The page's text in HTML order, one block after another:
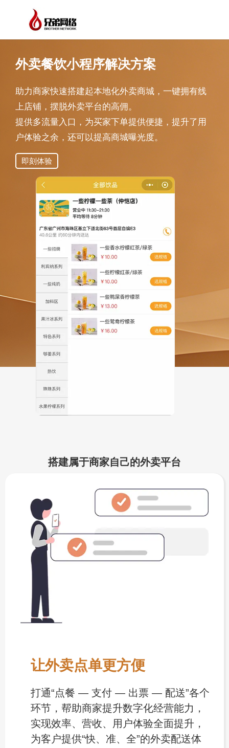
外卖餐饮小程序解决方案
助力商家快速搭建起本地化外卖商城，一键拥有线
上店铺，摆脱外卖平台的高佣。
提供多流量入口，为买家下单提供便捷，提升了用
户体验之余，还可以提高商城曝光度。
即刻体验
搭建属于商家自己的外卖平台
让外卖点单更方便
打通“点餐 — 支付 — 出票 — 配送”各个
环节，帮助商家提升数字化经营能力，
实现效率、营收、用户体验全面提升，
为客户提供“快、准、全”的外卖配送体